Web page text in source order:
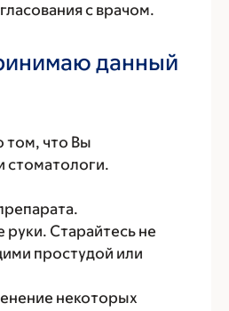
с врачом.
данный
том, что Вы
стоматологи.
Старайтесь не
простудой или
некоторых